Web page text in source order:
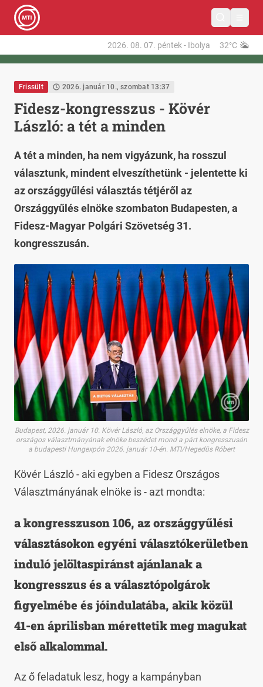
2026. 08. 07. péntek- Ibolya 32°C
Frissült 2026. január 10., szombat 13:37
Fidesz-kongresszus - Kövér
László: a tét a minden
A tét a minden, ha nem vigyázunk, ha rosszul
választunk, mindent elveszíthetünk - jelentette ki
az országgyűlési választás tétjéről az
Országgyűlés elnöke szombaton Budapesten, a
Fidesz-Magyar Polgári Szövetség 31.
kongresszusán.
Budapest, 2026. január 10. Kövér László, az Országgyűlés elnöke, a Fidesz
országos választmányának elnöke beszédet mond a párt kongresszusán
a budapesti Hungexpón 2026. január 10-én. MTI/Hegedüs Róbert
Kövér László - aki egyben a Fidesz Országos
Választmányának elnöke is - azt mondta:
a kongresszuson 106, az országgyűlési
választásokon egyéni választókerületben
induló jelöltaspiránst ajánlanak a
kongresszus és a választópolgárok
figyelmébe és jóindulatába, akik közül
41-en áprilisban mérettetik meg magukat
első alkalommal.
Az ő feladatuk lesz, hogy a kampányban